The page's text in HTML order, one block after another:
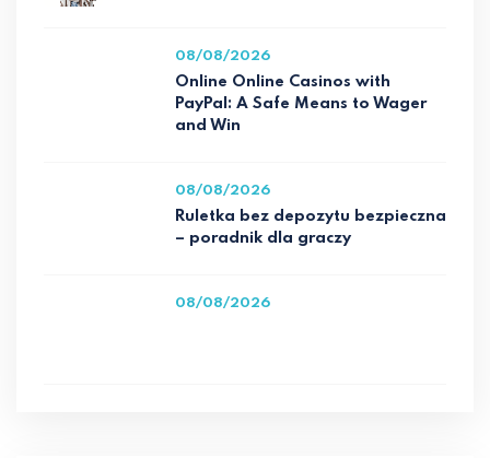
08/08/2026
Online Online Casinos with
PayPal: A Safe Means to Wager
and Win
08/08/2026
Ruletka bez depozytu bezpieczna
– poradnik dla graczy
08/08/2026